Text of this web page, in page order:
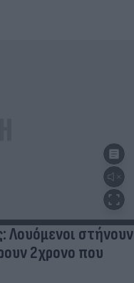
Λουόμενοι στήνουν
2χρονο που